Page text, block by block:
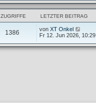
ZUGRIFFE LETZTER BEITRAG
1386 von XT Onkel
Fr 12. Jun 2026, 10:29